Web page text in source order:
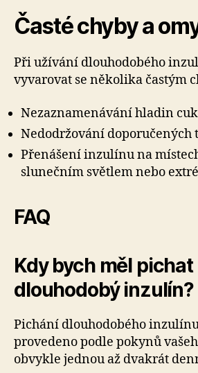
Časté chyby a
Při užívání dlouhodobého
vyvarovat se několika častým
Nezaznamenávání hladin
Nedodržování doporučených
Přenášení inzulínu na
slunečním světlem nebo
FAQ
Kdy bych měl pichat
dlouhodobý inzulín?
Pichání dlouhodobého
provedeno podle pokynů
obvykle jednou až dvakrát